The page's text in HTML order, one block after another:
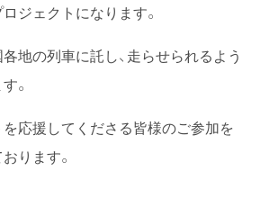
ジェクトになります。
地の列車に託し、走らせられるよう
。
応援してくださる皆様のご参加を
ります。